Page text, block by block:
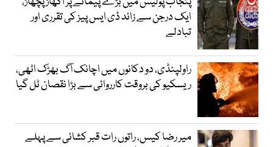
ایک درجن سے زائد ڈی ایس پیز کی تقرری اور
تبادلے
راولپنڈی، دو دکانوں میں اچانک آگ بھڑک اٹھی،
ریسکیو کی بروقت کارروائی سے بڑا نقصان ٹل گیا
میر رضا کیس، راتوں رات قبر کشائی سے پہلے